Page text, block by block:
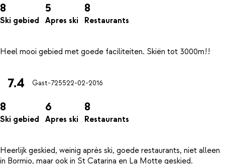
8
Ski gebied
5
Apres ski
8
Restaurants
7.4 Gast-725522-02-2016
8
Ski gebied
6
Apres ski
8
Restaurants
Heerlijk geskied, weinig après ski, goede restaurants, niet alleen